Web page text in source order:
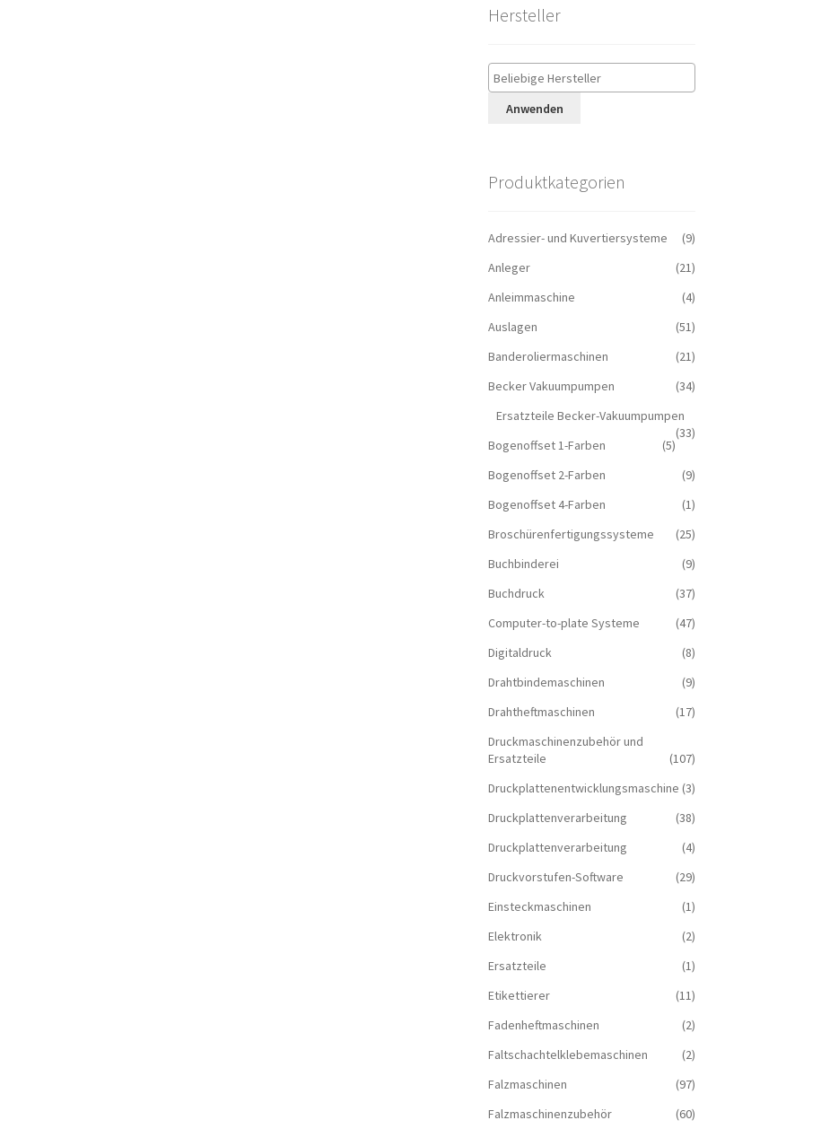
Hersteller
Anwenden
Produktkategorien
Adressier- und Kuvertiersysteme
(9)
Anleger
(21)
Anleimmaschine
(4)
Auslagen
(51)
Banderoliermaschinen
(21)
Becker Vakuumpumpen
(34)
Ersatzteile Becker-Vakuumpumpen
(33)
Bogenoffset 1-Farben
(5)
Bogenoffset 2-Farben
(9)
Bogenoffset 4-Farben
(1)
Broschürenfertigungssysteme
(25)
Buchbinderei
(9)
Buchdruck
(37)
Computer-to-plate Systeme
(47)
Digitaldruck
(8)
Drahtbindemaschinen
(9)
Drahtheftmaschinen
(17)
Druckmaschinenzubehör und
Ersatzteile
(107)
Druckplattenentwicklungsmaschine (3)
Druckplattenverarbeitung
(38)
Druckplattenverarbeitung
(4)
Druckvorstufen-Software
(29)
Einsteckmaschinen
(1)
Elektronik
(2)
Ersatzteile
(1)
Etikettierer
(11)
Fadenheftmaschinen
(2)
Faltschachtelklebemaschinen
(2)
Falzmaschinen
(97)
Falzmaschinenzubehör
(60)